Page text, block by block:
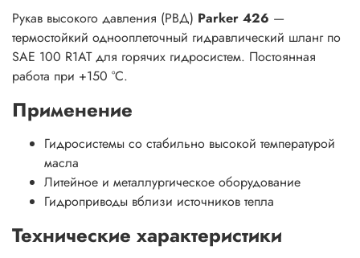
Рукав высокого давления (РВД) Parker 426 —
термостойкий однооплеточный гидравлический шланг по
SAE 100 R1AT для горячих гидросистем. Постоянная
работа при +150 °C.
Применение
Гидросистемы со стабильно высокой температурой
масла
Литейное и металлургическое оборудование
Гидроприводы вблизи источников тепла
Технические характеристики